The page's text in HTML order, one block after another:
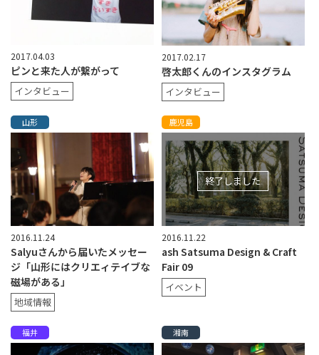
2017.04.03
ピンと来た人が繋がって
インタビュー
2017.02.17
啓太郎くんのインスタグラム
インタビュー
山形
2016.11.24
Salyuさんから届いたメッセー
ジ「山形にはクリエィテイブな
磁場がある」
地域情報
鹿児島
終了しました
2016.11.22
ash Satsuma Design & Craft
Fair 09
イベント
福井 湘南